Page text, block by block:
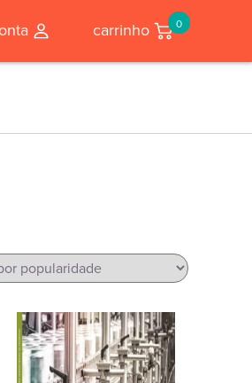
carrinho 0